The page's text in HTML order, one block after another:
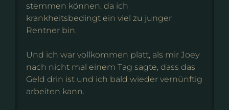
stemmen können, da ich
krankheitsbedingt ein viel zu junger
Rentner bin.
Und ich war vollkommen platt, als mir Joey
nach nicht mal einem Tag sagte, dass das
Geld drin ist und ich bald wieder vernünftig
arbeiten kann.